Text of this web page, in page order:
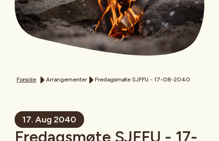
Forside Arrangementer Fredagsmøte SJFFU - 17-08-2040
17. Aug 2040
Fredagsmøte SJFFU - 17-